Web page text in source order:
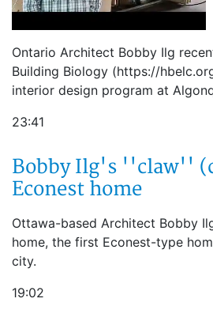
Ontario Architect Bobby Ilg
Building Biology (https://
interior design program at
23:41
Bobby Ilg's ''claw''
Econest home
Ottawa-based Architect Bobby
home, the first Econest-type
city.
19:02